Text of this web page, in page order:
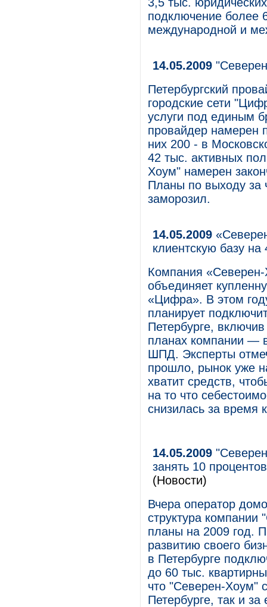
подключение более
международной и
14.05.2009
Петербургский
городские сети
услуги под единым
провайдер намерен
них 200 - в
42 тыс. активных
Хоум" намерен
Планы по выходу за
заморозил.
14.05.2009
клиентскую базу на
Компания
объединяет
«Цифра». В этом
планирует
Петербурге,
планах компании —
ШПД. Эксперты
прошло, рынок уже
хватит средств,
на то что
снизилась за время
14.05.2009
занять 10
(Новости)
Вчера оператор
структура компании
планы на 2009 год.
развитию своего
в Петербурге
до 60 тыс.
что "Северен-Хоум"
Петербурге, так и